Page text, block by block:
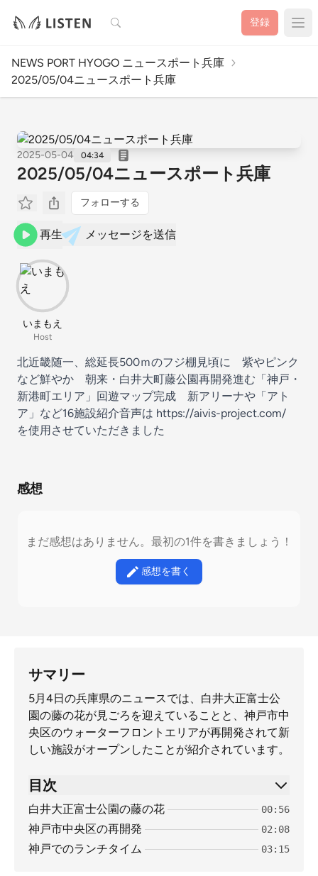
検索 登録
NEWS PORT HYOGO ニュースポート兵庫
2025/05/04ニュースポート兵庫
2025-05-04 04:34
2025/05/04ニュースポート兵庫
フォローする
再生 メッセージを送信
いまもえ
Host
北近畿随一、総延長500ｍのフジ棚見頃に 紫やピンク
など鮮やか 朝来・白井大町藤公園再開発進む「神戸・
新港町エリア」回遊マップ完成 新アリーナや「アト
ア」など16施設紹介音声は https://aivis-project.com/
を使用させていただきました
感想
まだ感想はありません。最初の1件を書きましょう！
感想を書く
サマリー
5月4日の兵庫県のニュースでは、白井大正富士公
園の藤の花が見ごろを迎えていることと、神戸市中
央区のウォーターフロントエリアが再開発されて新
しい施設がオープンしたことが紹介されています。
目次
白井大正富士公園の藤の花 00:56
神戸市中央区の再開発 02:08
神戸でのランチタイム 03:15